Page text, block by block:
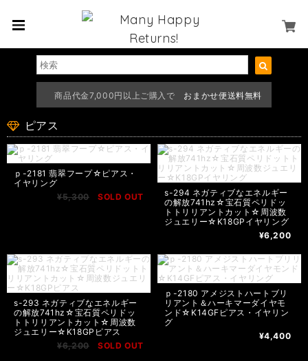
商品代金7,000円以上ご購入で おまかせ便送料無料
ピアス
ｐ-2181 翡翠フープ☆ピアス・
イヤリング
¥5,300
SOLD OUT
s-294 ネガティブなエネルギー
の解放741hz☆宝石質ペリドッ
トトリリアントカット☆周波数
ジュエリー☆K18GPイヤリング
¥6,200
s-293 ネガティブなエネルギー
の解放741hz☆宝石質ペリドッ
トトリリアントカット☆周波数
ジュエリー☆K18GPピアス
¥6,200
SOLD OUT
ｐ-2180 アメジストハートブリ
リアント＆ハーキマーダイヤモ
ンド☆K14GFピアス・イヤリン
グ
¥4,400